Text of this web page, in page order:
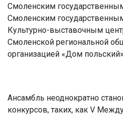
Смоленским
Смоленским
Культурно-выставочным
Смоленской региональной
организацией «Дом
Ансамбль неоднократно
конкурсов, таких, как V